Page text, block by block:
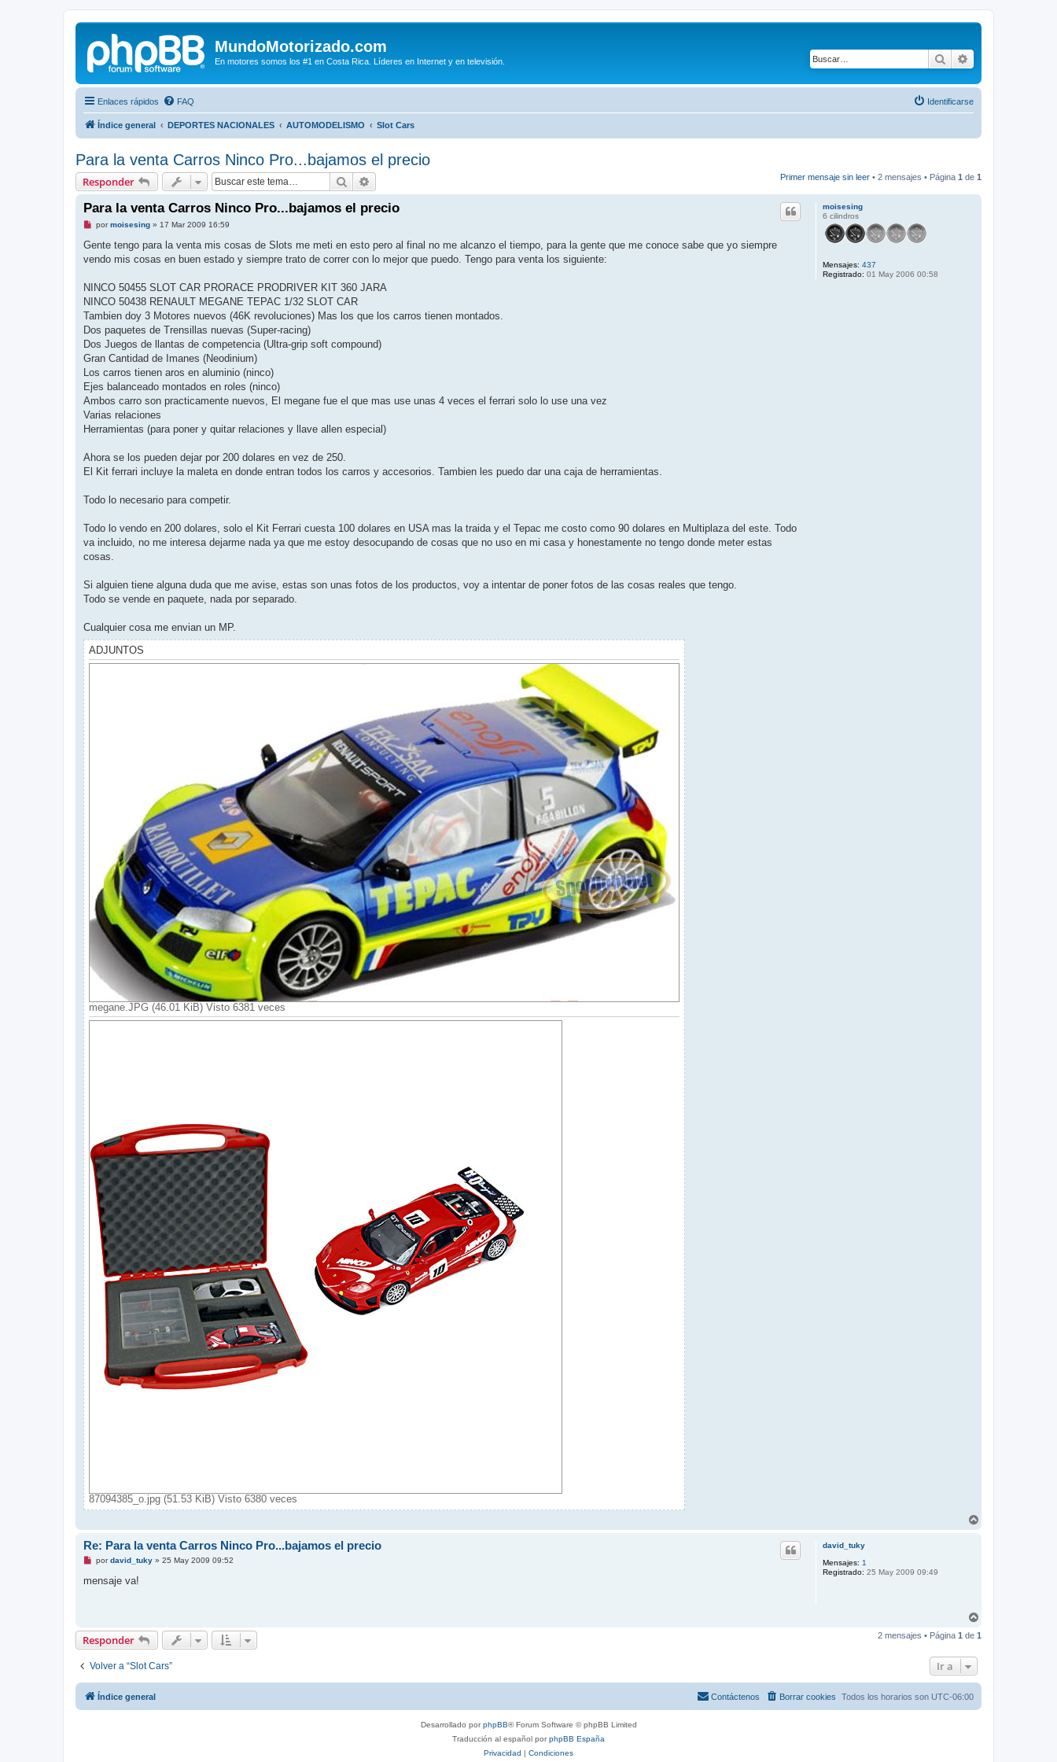
MundoMotorizado.com
En motores somos los #1 en Costa Rica. Líderes en Internet y en televisión. Buscar
Enlaces rápidos FAQ Identificarse
Índice general DEPORTES NACIONALES AUTOMODELISMO Slot Cars
Para la venta Carros Ninco Pro...bajamos el precio
Responder Buscar Primer mensaje sin leer • 2 mensajes • Página 1 de 1
moisesing
6 cilindros
Mensajes: 437
Registrado: 01 May 2006 00:58
Para la venta Carros Ninco Pro...bajamos el precio
M
n
a
s
i
l
e
r
pormoisesing» 17 Mar 2009 16:59
Gente tengo para la venta mis cosas de Slots me meti en esto pero al final no me alcanzo el tiempo, para la gente que me conoce sabe que yo siempre
vendo mis cosas en buen estado y siempre trato de correr con lo mejor que puedo. Tengo para venta los siguiente:
NINCO 50455 SLOT CAR PRORACE PRODRIVER KIT 360 JARA
NINCO 50438 RENAULT MEGANE TEPAC 1/32 SLOT CAR
Tambien doy 3 Motores nuevos (46K revoluciones) Mas los que los carros tienen montados.
Dos paquetes de Trensillas nuevas (Super-racing)
Dos Juegos de llantas de competencia (Ultra-grip soft compound)
Gran Cantidad de Imanes (Neodinium)
Los carros tienen aros en aluminio (ninco)
Ejes balanceado montados en roles (ninco)
Ambos carro son practicamente nuevos, El megane fue el que mas use unas 4 veces el ferrari solo lo use una vez
Varias relaciones
Herramientas (para poner y quitar relaciones y llave allen especial)
Ahora se los pueden dejar por 200 dolares en vez de 250.
El Kit ferrari incluye la maleta en donde entran todos los carros y accesorios. Tambien les puedo dar una caja de herramientas.
Todo lo necesario para competir.
Todo lo vendo en 200 dolares, solo el Kit Ferrari cuesta 100 dolares en USA mas la traida y el Tepac me costo como 90 dolares en Multiplaza del este. Todo
va incluido, no me interesa dejarme nada ya que me estoy desocupando de cosas que no uso en mi casa y honestamente no tengo donde meter estas
cosas.
Si alguien tiene alguna duda que me avise, estas son unas fotos de los productos, voy a intentar de poner fotos de las cosas reales que tengo.
Todo se vende en paquete, nada por separado.
Cualquier cosa me envian un MP.
ADJUNTOS
megane.JPG (46.01 KiB) Visto 6381 veces
87094385_o.jpg (51.53 KiB) Visto 6380 veces
david_tuky
Mensajes: 1
Registrado: 25 May 2009 09:49
Re: Para la venta Carros Ninco Pro...bajamos el precio
M
n
n
e
r
pordavid_tuky» 25 May 2009 09:52
mensaje va!
r
Responder 2 mensajes • Página 1 de 1
Volver a “Slot Cars” Ir a
Índice general Todos los horarios son UTC-06:00
Borrar cookies
Contáctenos
Desarrollado porphpBB® Forum Software © phpBB Limited
Traducción al español porphpBB España
Privacidad | Condiciones